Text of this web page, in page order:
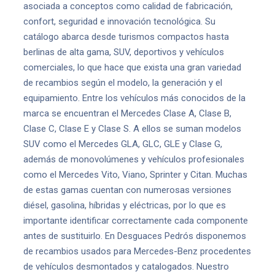
asociada a conceptos como calidad de fabricación,
confort, seguridad e innovación tecnológica. Su
catálogo abarca desde turismos compactos hasta
berlinas de alta gama, SUV, deportivos y vehículos
comerciales, lo que hace que exista una gran variedad
de recambios según el modelo, la generación y el
equipamiento. Entre los vehículos más conocidos de la
marca se encuentran el Mercedes Clase A, Clase B,
Clase C, Clase E y Clase S. A ellos se suman modelos
SUV como el Mercedes GLA, GLC, GLE y Clase G,
además de monovolúmenes y vehículos profesionales
como el Mercedes Vito, Viano, Sprinter y Citan. Muchas
de estas gamas cuentan con numerosas versiones
diésel, gasolina, híbridas y eléctricas, por lo que es
importante identificar correctamente cada componente
antes de sustituirlo. En Desguaces Pedrós disponemos
de recambios usados para Mercedes-Benz procedentes
de vehículos desmontados y catalogados. Nuestro